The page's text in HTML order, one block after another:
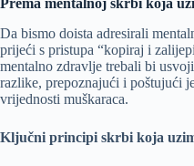
Da bismo doista adresirali
prijeći s pristupa “kopiraj i
mentalno zdravlje trebali bi
razlike, prepoznajući i poštujući
vrijednosti muškaraca.
Ključni principi skrbi koja